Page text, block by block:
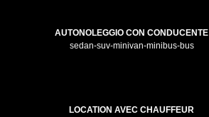
AUTONOLEGGIO CON CONDUCENTE
sedan-suv-minivan-minibus-bus
LOCATION AVEC CHAUFFEUR